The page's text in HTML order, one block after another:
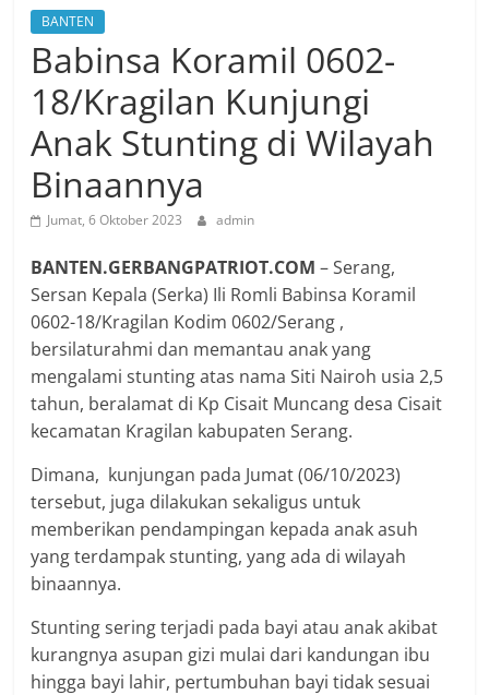
BANTEN
Babinsa Koramil 0602-
18/Kragilan Kunjungi
Anak Stunting di Wilayah
Binaannya
Jumat, 6 Oktober 2023 admin
BANTEN.GERBANGPATRIOT.COM – Serang,
Sersan Kepala (Serka) Ili Romli Babinsa Koramil
0602-18/Kragilan Kodim 0602/Serang ,
bersilaturahmi dan memantau anak yang
mengalami stunting atas nama Siti Nairoh usia 2,5
tahun, beralamat di Kp Cisait Muncang desa Cisait
kecamatan Kragilan kabupaten Serang.
Dimana, kunjungan pada Jumat (06/10/2023)
tersebut, juga dilakukan sekaligus untuk
memberikan pendampingan kepada anak asuh
yang terdampak stunting, yang ada di wilayah
binaannya.
Stunting sering terjadi pada bayi atau anak akibat
kurangnya asupan gizi mulai dari kandungan ibu
hingga bayi lahir, pertumbuhan bayi tidak sesuai